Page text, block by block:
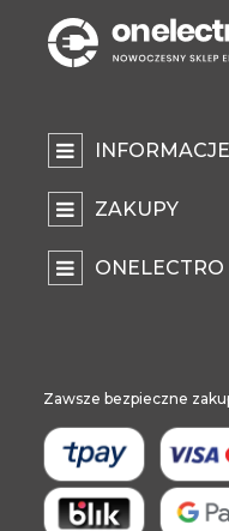
INFORMACJE
ZAKUPY
ONELECTRO
Zawsze bezpieczne